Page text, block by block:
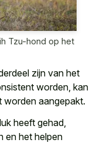
Tzu-hond op het
zijn van het
worden, kan
worden aangepakt.
heeft gehad,
en het helpen